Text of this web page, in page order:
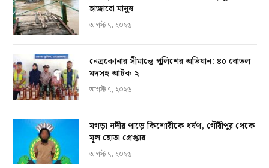
হাজারো মানুষ
আগস্ট ৭, ২০২৬
নেত্রকোনার সীমান্তে পুলিশের অভিযান: ৪০ বোতল
মদসহ আটক ২
আগস্ট ৭, ২০২৬
মগড়া নদীর পাড়ে কিশোরীকে ধর্ষণ, গৌরীপুর থেকে
মূল হোতা গ্রেপ্তার
আগস্ট ৭, ২০২৬